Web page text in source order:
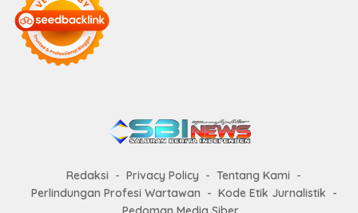
Redaksi Privacy Policy
Tentang Kami
Perlindungan Profesi Wartawan
Kode Etik Jurnalistik